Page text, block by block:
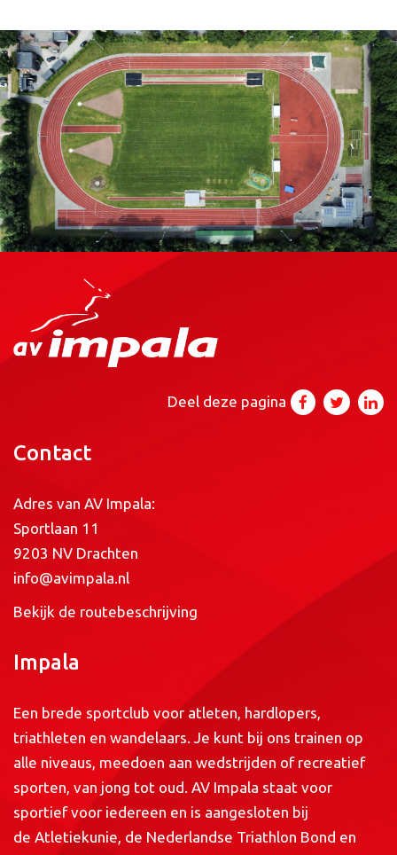
Deel deze pagina
Contact
Adres van AV Impala:
Sportlaan 11
9203 NV Drachten
info@avimpala.nl
Bekijk de routebeschrijving
Impala
Een brede sportclub voor atleten, hardlopers,
triathleten en wandelaars. Je kunt bij ons trainen op
alle niveaus, meedoen aan wedstrijden of recreatief
sporten, van jong tot oud. AV Impala staat voor
sportief voor iedereen en is aangesloten bij
de Atletiekunie, de Nederlandse Triathlon Bond en